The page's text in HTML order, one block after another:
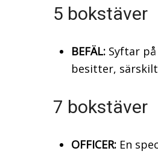
5 bokstäver
BEFÄL: Syftar
besitter,
7 bokstäver
OFFICER: En